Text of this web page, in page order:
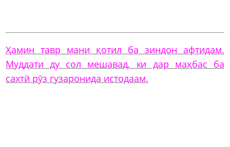
Ҳамин тавр мани қотил ба зиндон афтидам.
Муддати ду сол мешавад, ки дар маҳбас ба
сахтӣ рӯз гузаронида истодаам.